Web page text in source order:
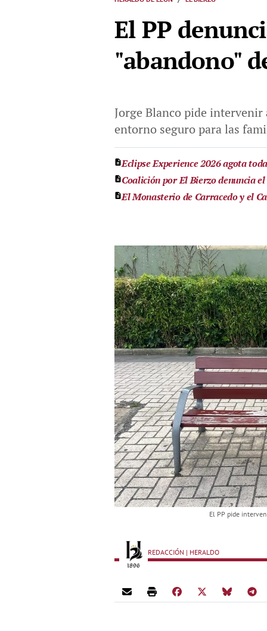
El PP
"abandono"
Jorge Blanco pide
entorno seguro para las
Eclipse Experience 2026 agota
Coalición por El Bierzo denuncia
El Monasterio de Carracedo y el
El PP pide
REDACCIÓN | HERALDO